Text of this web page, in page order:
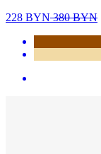
228 BYN380BYN